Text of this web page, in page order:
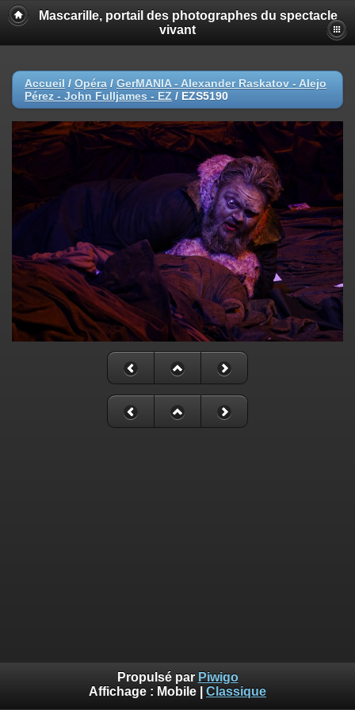
Mascarille, portail des photographes du spectacle
vivant
Accueil / Opéra / GerMANIA - Alexander Raskatov - Alejo
Pérez - John Fulljames - EZ / EZS5190
Propulsé par Piwigo
Affichage : Mobile Classique